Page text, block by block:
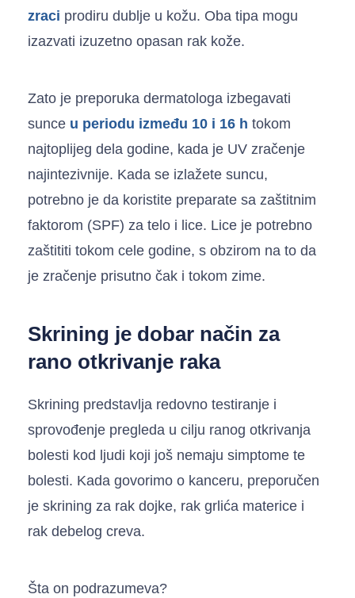
zraci prodiru dublje u kožu. Oba tipa mogu
izazvati izuzetno opasan rak kože.
Zato je preporuka dermatologa izbegavati
sunce u periodu između 10 i 16 h tokom
najtoplijeg dela godine, kada je UV zračenje
najintezivnije. Kada se izlažete suncu,
potrebno je da koristite preparate sa zaštitnim
faktorom (SPF) za telo i lice. Lice je potrebno
zaštititi tokom cele godine, s obzirom na to da
je zračenje prisutno čak i tokom zime.
Skrining je dobar način za
rano otkrivanje raka
Skrining predstavlja redovno testiranje i
sprovođenje pregleda u cilju ranog otkrivanja
bolesti kod ljudi koji još nemaju simptome te
bolesti. Kada govorimo o kanceru, preporučen
je skrining za rak dojke, rak grlića materice i
rak debelog creva.
Šta on podrazumeva?